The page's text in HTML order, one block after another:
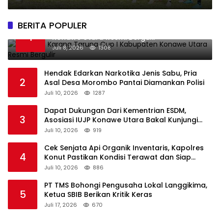
Kecamatan Lasolo Konut
BERITA POPULER
1
Perdana, Karang Taruna Cup I Kabupaten
Konawe Utara Resmi Bergulir
Juli 8, 2026 1308
2
Hendak Edarkan Narkotika Jenis Sabu, Pria
Asal Desa Morombo Pantai Diamankan Polisi
Juli 10, 2026 1287
3
Dapat Dukungan Dari Kementrian ESDM,
Asosiasi IUJP Konawe Utara Bakal Kunjungi
Pemegang IUP di Konut
Juli 10, 2026 919
4
Cek Senjata Api Organik Inventaris, Kapolres
Konut Pastikan Kondisi Terawat dan Siap
Digunakan
Juli 10, 2026 886
5
PT TMS Bohongi Pengusaha Lokal Langgikima,
Ketua SBIB Berikan Kritik Keras
Juli 17, 2026 670